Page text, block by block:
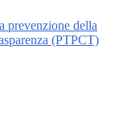
prevenzione della
(PTPCT)